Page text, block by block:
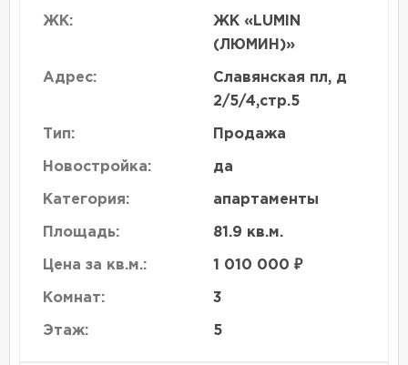
ЖК:
ЖК «LUMIN
(ЛЮМИН)»
Адрес:
Славянская пл, д
2/5/4,стр.5
Тип: Продажа
Новостройка: да
Категория: апартаменты
Площадь: 81.9 кв.м.
Цена за кв.м.: 1 010 000 ₽
Комнат: 3
Этаж: 5